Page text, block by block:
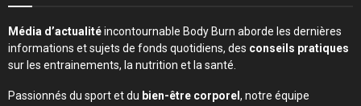
Média d’actualitéincontournable Body Burn aborde les dernières
informations et sujets de fonds quotidiens, des conseils pratiques
sur les entrainements, la nutrition et la santé.
Passionnés du sport et du bien-être corporel, notre équipe